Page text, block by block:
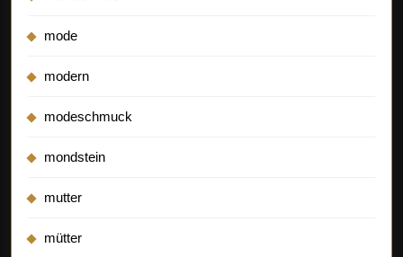
mode
modern
modeschmuck
mondstein
mutter
mütter